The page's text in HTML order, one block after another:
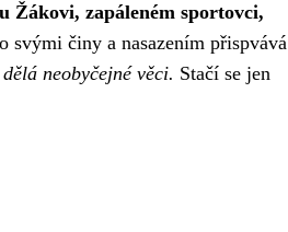
Žákovi, zapáleném sportovci,
svými činy a nasazením přispvává
neobyčejné věci. Stačí se jen